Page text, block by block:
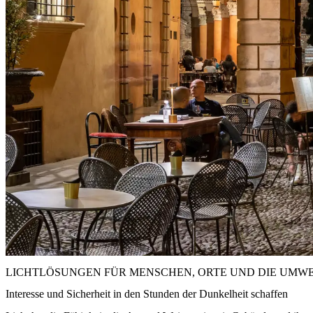
LICHTLÖSUNGEN FÜR MENSCHEN, ORTE UND DIE
Interesse und Sicherheit in den Stunden der Dunkelheit schaffen